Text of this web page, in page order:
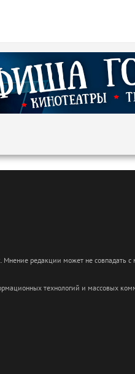
Мнение редакции может не
технологий и